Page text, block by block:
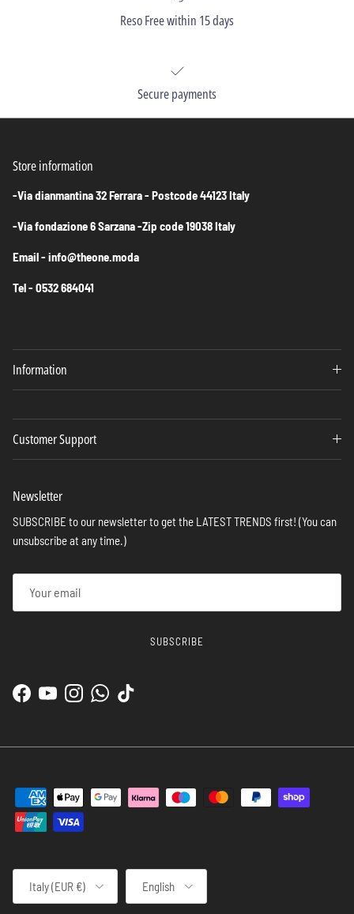
Reso Free within 15 days
Secure payments
Store information
-Via dianmantina 32 Ferrara - Postcode 44123 Italy
-Via fondazione 6 Sarzana -Zip code 19038 Italy
Email - info@theone.moda
Tel - 0532 684041
Information
Customer Support
Newsletter
SUBSCRIBE to our newsletter to get the LATEST TRENDS first! (You can
unsubscribe at any time.)
SUBSCRIBE
FacebookYouTubeInstagramWhatsAppTikTok
Country/Region
Italy (EUR €)
Language
English